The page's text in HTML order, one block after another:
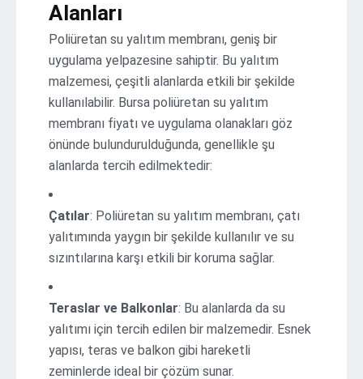
Alanları
Poliüretan su yalıtım membranı, geniş bir
uygulama yelpazesine sahiptir. Bu yalıtım
malzemesi, çeşitli alanlarda etkili bir şekilde
kullanılabilir. Bursa poliüretan su yalıtım
membranı fiyatı ve uygulama olanakları göz
önünde bulundurulduğunda, genellikle şu
alanlarda tercih edilmektedir:
Çatılar: Poliüretan su yalıtım membranı, çatı
yalıtımında yaygın bir şekilde kullanılır ve su
sızıntılarına karşı etkili bir koruma sağlar.
Teraslar ve Balkonlar: Bu alanlarda da su
yalıtımı için tercih edilen bir malzemedir. Esnek
yapısı, teras ve balkon gibi hareketli
zeminlerde ideal bir çözüm sunar.